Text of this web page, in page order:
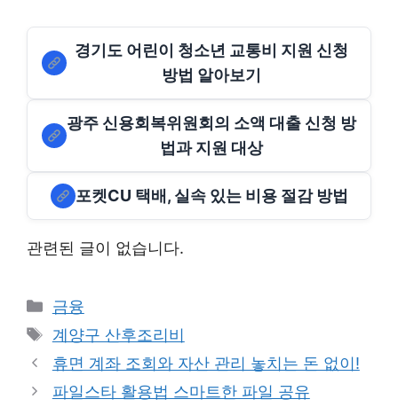
경기도 어린이 청소년 교통비 지원 신청
방법 알아보기
광주 신용회복위원회의 소액 대출 신청 방
법과 지원 대상
포켓CU 택배, 실속 있는 비용 절감 방법
관련된 글이 없습니다.
Categories
금융
Tags
계양구 산후조리비
휴면 계좌 조회와 자산 관리 놓치는 돈 없이!
파일스타 활용법 스마트한 파일 공유